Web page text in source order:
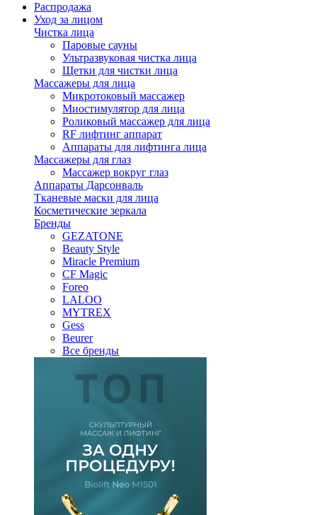
Распродажа
Уход за лицом
Чистка лица
Паровые сауны
Ультразвуковая чистка лица
Щетки для чистки лица
Массажеры для лица
Микротоковый массажер
Миостимулятор для лица
Роликовый массажер для лица
RF лифтинг аппарат
Аппараты для лифтинга лица
Массажеры для глаз
Массажер вокруг глаз
Аппараты Дарсонваль
Тканевые маски для лица
Косметические зеркала
Бренды
GEZATONE
Beauty Style
Miracle Premium
CF Magic
Foreo
LALOO
MYTREX
Gess
Beurer
Все бренды